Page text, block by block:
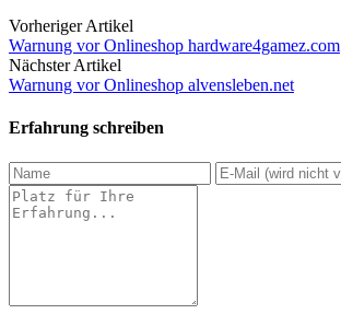
Vorheriger Artikel
Warnung vor Onlineshop hardware4gamez.com
Nächster Artikel
Warnung vor Onlineshop alvensleben.net
Erfahrung schreiben